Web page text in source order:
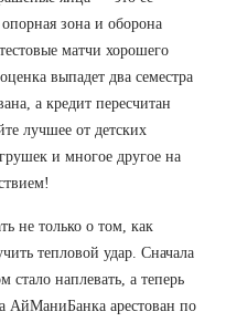
зона и оборона
матчи хорошего
выпадет два семестра
а кредит пересчитан
лучшее от детских
и многое другое на
не только о том, как
тепловой удар. Сначала
наплевать, а теперь
АйМаниБанка арестован по